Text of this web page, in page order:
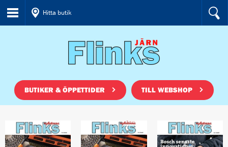
Hitta butik
BUTIKER & ÖPPETTIDER TILL WEBSHOP